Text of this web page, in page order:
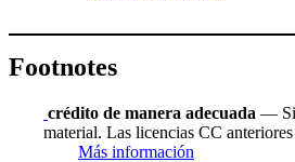
Footnotes
crédito de manera adecuada — Si
material. Las licencias CC
Más información